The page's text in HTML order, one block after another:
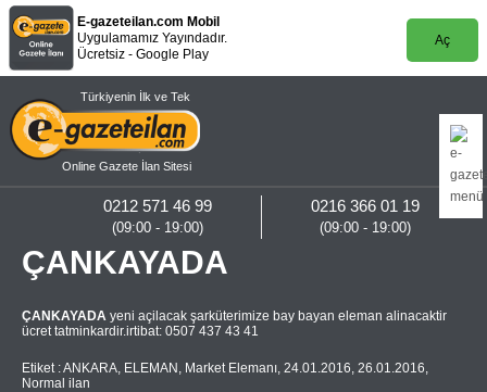
E-gazeteilan.com Mobil
Uygulamamız Yayındadır.
Ücretsiz - Google Play
Aç
Türkiyenin İlk ve Tek
Online Gazete İlan Sitesi
0216 366 01 19
(09:00 - 19:00)
0212 571 46 99
(09:00 - 19:00)
ÇANKAYADA
ÇANKAYADA yeni açilacak şarküterimize bay bayan eleman alinacaktir
ücret tatminkardir.irtibat: 0507 437 43 41
Etiket :ANKARA, ELEMAN , Market Elemanı, 24.01.2016, 26.01.2016,
Normal ilan